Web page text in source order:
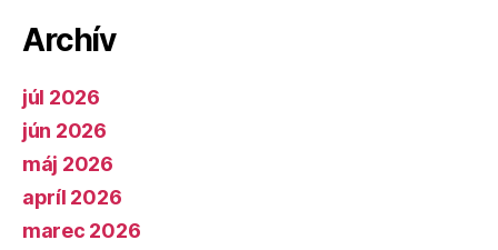
Archív
júl 2026
jún 2026
máj 2026
apríl 2026
marec 2026